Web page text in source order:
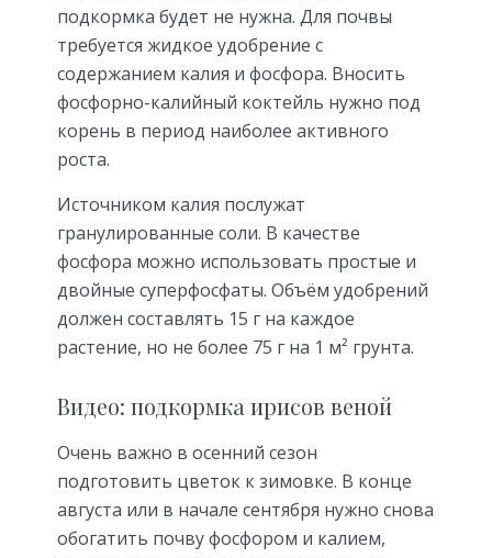
подкормка будет не нужна. Для почвы
требуется жидкое удобрение с
содержанием калия и фосфора. Вносить
фосфорно-калийный коктейль нужно под
корень в период наиболее активного
роста.
Источником калия послужат
гранулированные соли. В качестве
фосфора можно использовать простые и
двойные суперфосфаты. Объём удобрений
должен составлять 15 г на каждое
растение, но не более 75 г на 1 м² грунта.
Видео: подкормка ирисов веной
Очень важно в осенний сезон
подготовить цветок к зимовке. В конце
августа или в начале сентября нужно снова
обогатить почву фосфором и калием,